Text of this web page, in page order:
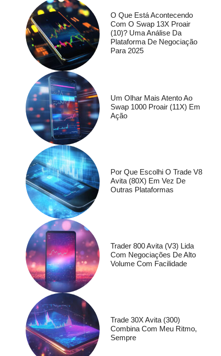
O Que Está Acontecendo
Com O Swap 13X Proair
(10)? Uma Análise Da
Plataforma De Negociação
Para 2025
Um Olhar Mais Atento Ao
Swap 1000 Proair (11X) Em
Ação
Por Que Escolhi O Trade V8
Avita (80X) Em Vez De
Outras Plataformas
Trader 800 Avita (V3) Lida
Com Negociações De Alto
Volume Com Facilidade
Trade 30X Avita (300)
Combina Com Meu Ritmo,
Sempre